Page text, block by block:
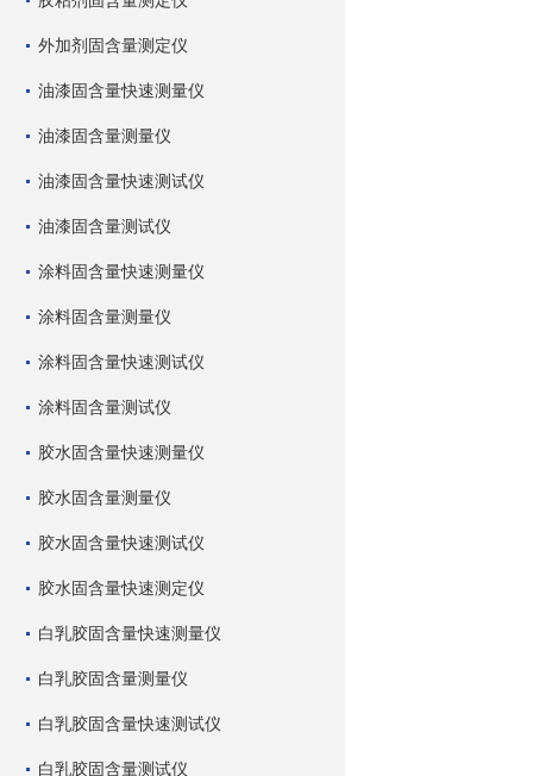
外加剂固含量测定仪
油漆固含量快速测量仪
油漆固含量测量仪
油漆固含量快速测试仪
油漆固含量测试仪
涂料固含量快速测量仪
涂料固含量测量仪
涂料固含量快速测试仪
涂料固含量测试仪
胶水固含量快速测量仪
胶水固含量测量仪
胶水固含量快速测试仪
胶水固含量快速测定仪
白乳胶固含量快速测量仪
白乳胶固含量测量仪
白乳胶固含量快速测试仪
白乳胶固含量测试仪